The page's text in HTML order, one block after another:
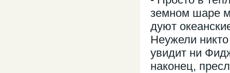
земном шаре
дуют
Неужели никто
увидит ни
наконец,